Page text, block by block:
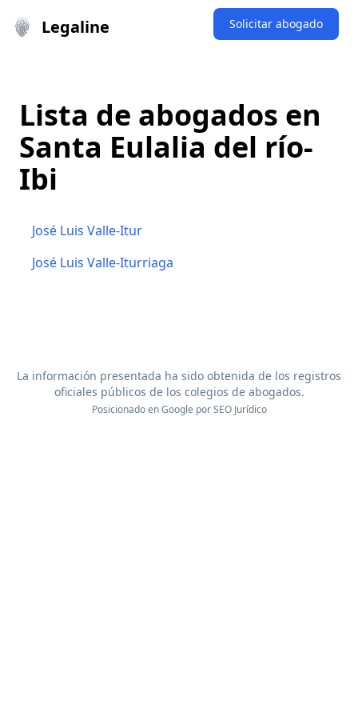
Legaline Solicitar abogado
Lista de abogados en
Santa Eulalia del río-
Ibi
José Luis Valle-Itur
José Luis Valle-Iturriaga
La información presentada ha sido obtenida de los registros
oficiales públicos de los colegios de abogados.
Posicionado en Google porSEO Jurídico